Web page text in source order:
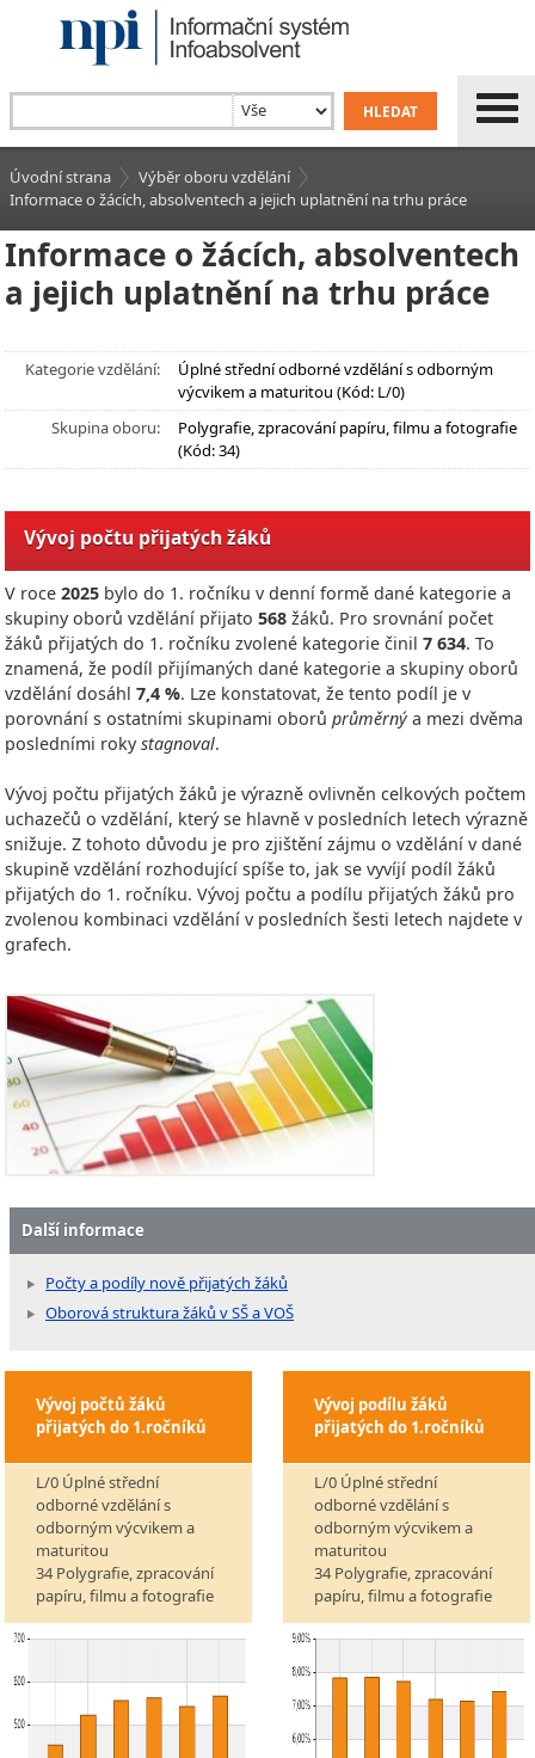
Úvodní strana
Výběr oboru vzdělání
Informace o žácích, absolventech a jejich uplatnění na trhu práce
Informace o žácích, absolventech
a jejich uplatnění na trhu práce
Kategorie vzdělání:
Úplné střední odborné vzdělání s odborným
výcvikem a maturitou (Kód: L/0)
Skupina oboru:
Polygrafie, zpracování papíru, filmu a fotografie
(Kód: 34)
Vývoj počtu přijatých žáků
V roce 2025 bylo do 1. ročníku v denní formě dané kategorie a
skupiny oborů vzdělání přijato 568 žáků. Pro srovnání počet
žáků přijatých do 1. ročníku zvolené kategorie činil 7 634. To
znamená, že podíl přijímaných dané kategorie a skupiny oborů
vzdělání dosáhl 7,4 %. Lze konstatovat, že tento podíl je v
porovnání s ostatními skupinami oborů průměrnýa mezi dvěma
posledními rokystagnoval.
Vývoj počtu přijatých žáků je výrazně ovlivněn celkových počtem
uchazečů o vzdělání, který se hlavně v posledních letech výrazně
snižuje. Z tohoto důvodu je pro zjištění zájmu o vzdělání v dané
skupině vzdělání rozhodující spíše to, jak se vyvíjí podíl žáků
přijatých do 1. ročníku. Vývoj počtu a podílu přijatých žáků pro
zvolenou kombinaci vzdělání v posledních šesti letech najdete v
grafech.
Další informace
Počty a podíly nově přijatých žáků
Oborová struktura žáků v SŠ a VOŠ
Vývoj počtů žáků
přijatých do 1.ročníků
L/0 Úplné střední
odborné vzdělání s
odborným výcvikem a
maturitou
34 Polygrafie, zpracování
papíru, filmu a fotografie
Vývoj podílu žáků
přijatých do 1.ročníků
L/0 Úplné střední
odborné vzdělání s
odborným výcvikem a
maturitou
34 Polygrafie, zpracování
papíru, filmu a fotografie